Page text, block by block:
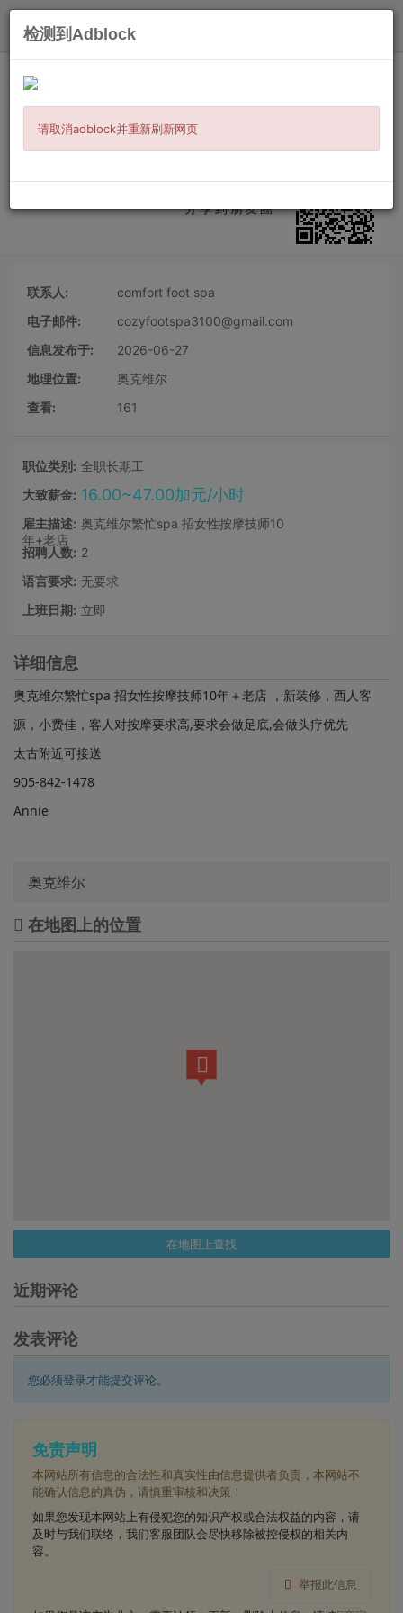
奥克维尔繁忙spa 招女性按摩技师10年
+老店
分享到朋友圈
联系人:
comfort foot spa
电子邮件:
cozyfootspa3100@gmail.com
信息发布于:
2026-06-27
地理位置:
奥克维尔
查看:
161
职位类别: 全职长期工
大致薪金: 16.00~47.00加元/小时
雇主描述: 奥克维尔繁忙spa 招女性按摩技师10
年+老店
招聘人数: 2
语言要求: 无要求
上班日期: 立即
详细信息
奥克维尔繁忙spa 招女性按摩技师10年＋老店 ，新装修，西人客
源，小费佳，客人对按摩要求高,要求会做足底,会做头疗优先
太古附近可接送
905-842-1478
Annie
奥克维尔
在地图上的位置
在地图上查找
近期评论
发表评论
您必须登录才能提交评论。
免责声明
本网站所有信息的合法性和真实性由信息提供者负责，本网站不
能确认信息的真伪，请慎重审核和决策！
如果您发现本网站上有侵犯您的知识产权或合法权益的内容，请
及时与我们联络，我们客服团队会尽快移除被控侵权的相关内
容。
举报此信息
检测到Adblock
请取消adblock并重新刷新网页